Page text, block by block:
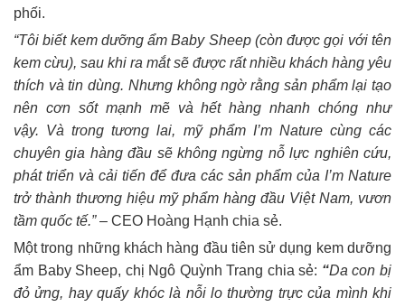
phối.
“Tôi biết kem dưỡng ẩm Baby Sheep (còn được gọi với tên
kem cừu), sau khi ra mắt sẽ được rất nhiều khách hàng yêu
thích và tin dùng. Nhưng không ngờ rằng sản phẩm lại tạo
nên cơn sốt mạnh mẽ và hết hàng nhanh chóng như
vậy. Và trong tương lai, mỹ phẩm I’m Nature cùng các
chuyên gia hàng đầu sẽ không ngừng nỗ lực nghiên cứu,
phát triển và cải tiến để đưa các sản phẩm của I’m Nature
trở thành thương hiệu mỹ phẩm hàng đầu Việt Nam, vươn
tầm quốc tế.”– CEO Hoàng Hạnh chia sẻ.
Một trong những khách hàng đầu tiên sử dụng kem dưỡng
ẩm Baby Sheep, chị Ngô Quỳnh Trang chia sẻ: “Da con bị
đỏ ửng, hay quấy khóc là nỗi lo thường trực của mình khi